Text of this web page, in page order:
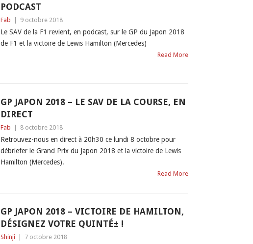
PODCAST
Fab 9 octobre 2018
Le SAV de la F1 revient, en podcast, sur le GP du Japon 2018
de F1 et la victoire de Lewis Hamilton (Mercedes)
Read More
GP JAPON 2018 – LE SAV DE LA COURSE, EN
DIRECT
Fab 8 octobre 2018
Retrouvez-nous en direct à 20h30 ce lundi 8 octobre pour
débriefer le Grand Prix du Japon 2018 et la victoire de Lewis
Hamilton (Mercedes).
Read More
GP JAPON 2018 – VICTOIRE DE HAMILTON,
DÉSIGNEZ VOTRE QUINTÉ± !
Shinji 7 octobre 2018